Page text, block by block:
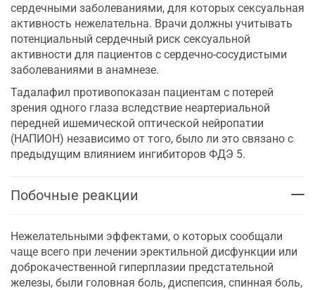
сердечными заболеваниями, для которых сексуальная
активность нежелательна. Врачи должны учитывать
потенциальный сердечный риск сексуальной
активности для пациентов с сердечно-сосудистыми
заболеваниями в анамнезе.
Тадалафил противопоказан пациентам с потерей
зрения одного глаза вследствие неартериальной
передней ишемической оптической нейропатии
(НАПИОН) независимо от того, было ли это связано с
предыдущим влиянием ингибиторов ФДЭ 5.
Побочные реакции
Нежелательными эффектами, о которых сообщали
чаще всего при лечении эректильной дисфункции или
доброкачественной гиперплазии предстательной
железы, были головная боль, диспепсия, спинная боль,